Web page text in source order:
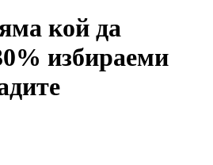
кой да
избираеми